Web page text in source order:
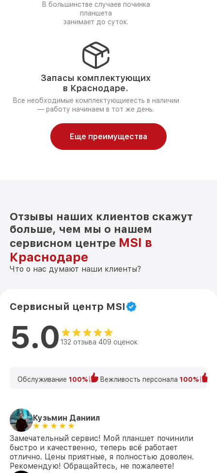
В большинстве случаев починка
планшета
занимает до суток.
Запасы комплектующих
в Краснодаре.
Все необходимые комплектующиеесть в наличии
— работу начинаем в тот же день.
Еще преимущества
Отзывы наших клиентов скажут
больше, чем мы о нашем
сервисном центре MSI в
Краснодаре
Что о нас думают наши клиенты?
Сервисный центр MSI
5.0 132 отзыва 409 оценок
Обслуживание 100% Вежливость персонала 100%
Кузьмин Даниил
Замечательный сервис! Мой планшет починили
быстро и качественно, теперь всё работает
отлично. Цены приятные, я полностью доволен.
Рекомендую! Обращайтесь, не пожалеете!